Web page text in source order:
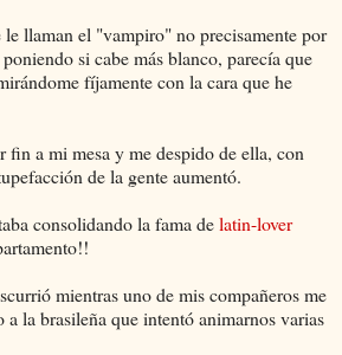
llaman el "vampiro" no precisamente por
si cabe más blanco, parecía que
fíjamente con la cara que he
fin a mi mesa y me despido de ella, con
de la gente aumentó.
consolidando la fama delatin-lover
mientras uno de mis compañeros me
a la brasileña que intentó animarnos varias